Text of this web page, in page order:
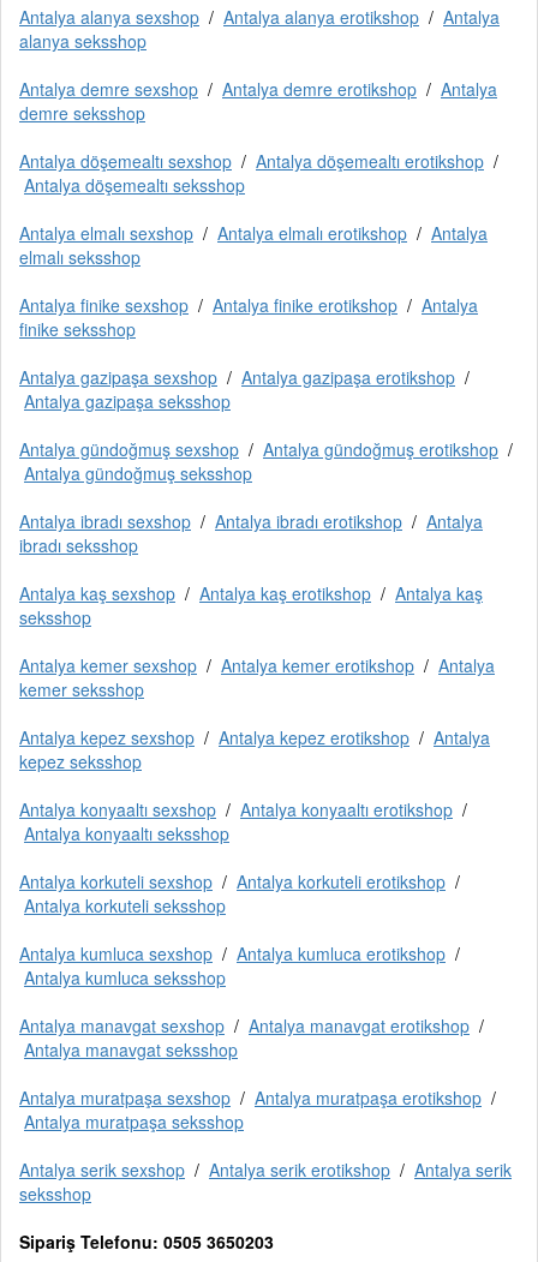
Antalya alanya sexshop / Antalya alanya erotikshop / Antalya
alanya seksshop
Antalya demre sexshop / Antalya demre erotikshop / Antalya
demre seksshop
Antalya döşemealtı sexshop / Antalya döşemealtı erotikshop /
Antalya döşemealtı seksshop
Antalya elmalı sexshop / Antalya elmalı erotikshop / Antalya
elmalı seksshop
Antalya finike sexshop / Antalya finike erotikshop / Antalya
finike seksshop
Antalya gazipaşa sexshop / Antalya gazipaşa erotikshop /
Antalya gazipaşa seksshop
Antalya gündoğmuş sexshop / Antalya gündoğmuş erotikshop /
Antalya gündoğmuş seksshop
Antalya ibradı sexshop / Antalya ibradı erotikshop / Antalya
ibradı seksshop
Antalya kaş sexshop / Antalya kaş erotikshop / Antalya kaş
seksshop
Antalya kemer sexshop / Antalya kemer erotikshop / Antalya
kemer seksshop
Antalya kepez sexshop / Antalya kepez erotikshop / Antalya
kepez seksshop
Antalya konyaaltı sexshop / Antalya konyaaltı erotikshop /
Antalya konyaaltı seksshop
Antalya korkuteli sexshop / Antalya korkuteli erotikshop /
Antalya korkuteli seksshop
Antalya kumluca sexshop / Antalya kumluca erotikshop /
Antalya kumluca seksshop
Antalya manavgat sexshop / Antalya manavgat erotikshop /
Antalya manavgat seksshop
Antalya muratpaşa sexshop / Antalya muratpaşa erotikshop /
Antalya muratpaşa seksshop
Antalya serik sexshop / Antalya serik erotikshop / Antalya serik
seksshop
Sipariş Telefonu: 0505 3650203